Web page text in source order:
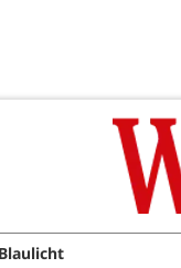
Blaulicht